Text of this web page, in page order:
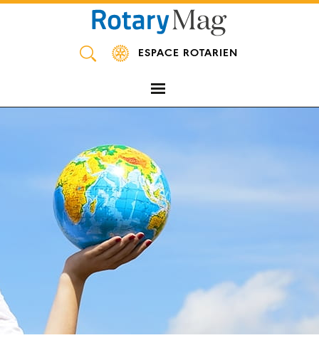
ESPACE ROTARIEN
Panneau de gestion des cookies